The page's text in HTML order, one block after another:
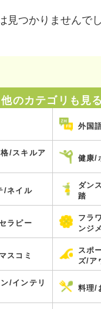
見つかりませんでし
他のカテゴリも見る
外国
/スキルア
健康/
/ネイル
ダン
踏
ラピー
フラ
ンジ
スコミ
スポ
ズ/ア
/インテリ
料理/